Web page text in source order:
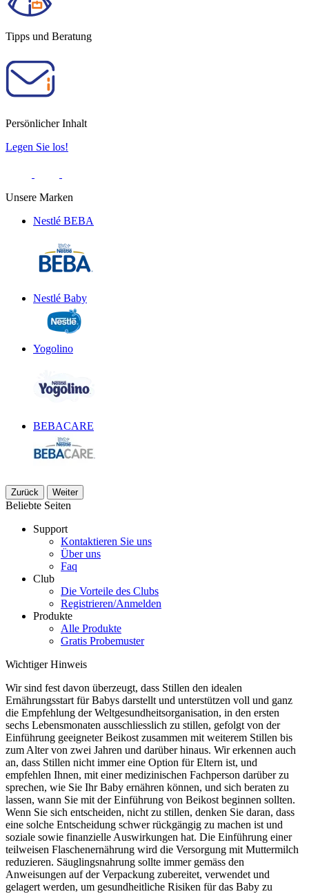
Tipps und Beratung
Persönlicher Inhalt
Legen Sie los!
Unsere Marken
Nestlé BEBA
Nestlé Baby
Yogolino
BEBACARE
Zurück Weiter
Beliebte Seiten​
Support
Kontaktieren Sie uns
Über uns
Faq
Club
Die Vorteile des Clubs
Registrieren/Anmelden
Produkte
Alle Produkte
Gratis Probemuster
Wichtiger Hinweis
Wir sind fest davon überzeugt, dass Stillen den idealen
Ernährungsstart für Babys darstellt und unterstützen voll und ganz
die Empfehlung der Weltgesundheitsorganisation, in den ersten
sechs Lebensmonaten ausschliesslich zu stillen, gefolgt von der
Einführung geeigneter Beikost zusammen mit weiterem Stillen bis
zum Alter von zwei Jahren und darüber hinaus. Wir erkennen auch
an, dass Stillen nicht immer eine Option für Eltern ist, und
empfehlen Ihnen, mit einer medizinischen Fachperson darüber zu
sprechen, wie Sie Ihr Baby ernähren können, und sich beraten zu
lassen, wann Sie mit der Einführung von Beikost beginnen sollten.
Wenn Sie sich entscheiden, nicht zu stillen, denken Sie daran, dass
eine solche Entscheidung schwer rückgängig zu machen ist und
soziale sowie finanzielle Auswirkungen hat. Die Einführung einer
teilweisen Flaschenernährung wird die Versorgung mit Muttermilch
reduzieren. Säuglingsnahrung sollte immer gemäss den
Anweisungen auf der Verpackung zubereitet, verwendet und
gelagert werden, um gesundheitliche Risiken für das Baby zu